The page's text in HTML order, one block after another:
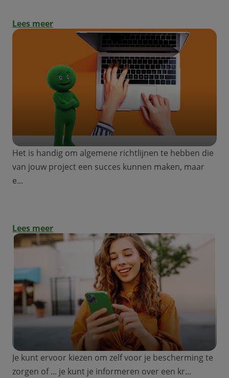
Lees meer
Het is handig om algemene richtlijnen te hebben die
van jouw project een succes kunnen maken, maar
e...
Lees meer
Je kunt ervoor kiezen om zelf voor je bescherming te
zorgen of ... je kunt je informeren over een kr...